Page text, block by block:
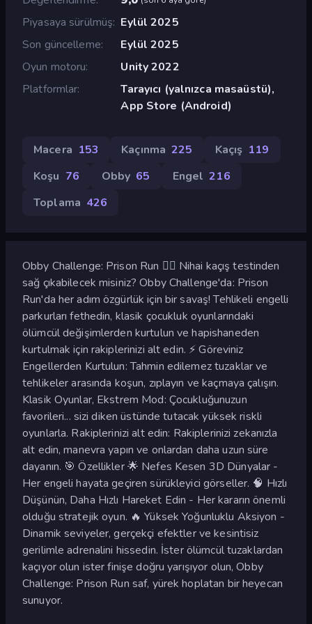
Piyasaya sürülmüş Eylül 2025
Son güncelleme
Eylül 2025
Oyun motoru
Unity 2022
Platformlar
Tarayıcı (yalnızca masaüstü),
App Store (Android)
Macera 153 Kaçınma 225 Kaçış 119
Koşu 76 Obby 65 Engel 216
Toplama 426
Obby Challenge: Prison Run 🏃‍♂️ Nihai kaçış testinden
sağ çıkabilecek misiniz? Obby Challenge'da: Prison
Run'da her adım özgürlük için bir savaş! Tehlikeli engelli
parkurları fethedin, klasik çocukluk oyunlarındaki
ölümcül değişimlerden kurtulun ve hapishaneden
kurtulmak için rakiplerinizi alt edin. ⚡ Göreviniz
Engellerden Kurtulun: Tahmin edilemez tuzaklar ve
tehlikeler arasında koşun, zıplayın ve kaçmaya çalışın.
Klasik Oyunlar, Ekstrem Mod: Çocukluğunuzun
favorileri... sizi diken üstünde tutacak yüksek riskli
oyunlarla. Rakiplerinizi alt edin: Rakiplerinizi zekanızla
alt edin, manevra yapın ve onlardan daha uzun süre
dayanın. 🎯 Özellikler 🌟 Nefes Kesen 3D Dünyalar -
Her engeli hayata geçiren sürükleyici görseller. 🧠 Hızlı
Düşünün, Daha Hızlı Hareket Edin - Her kararın önemli
olduğu stratejik oyun. 🔥 Yüksek Yoğunluklu Aksiyon -
Dinamik seviyeler, gerçekçi efektler ve kesintisiz
gerilimle adrenalini hissedin. İster ölümcül tuzaklardan
kaçıyor olun ister finişe doğru yarışıyor olun, Obby
Challenge: Prison Run saf, yürek hoplatan bir heyecan
sunuyor.